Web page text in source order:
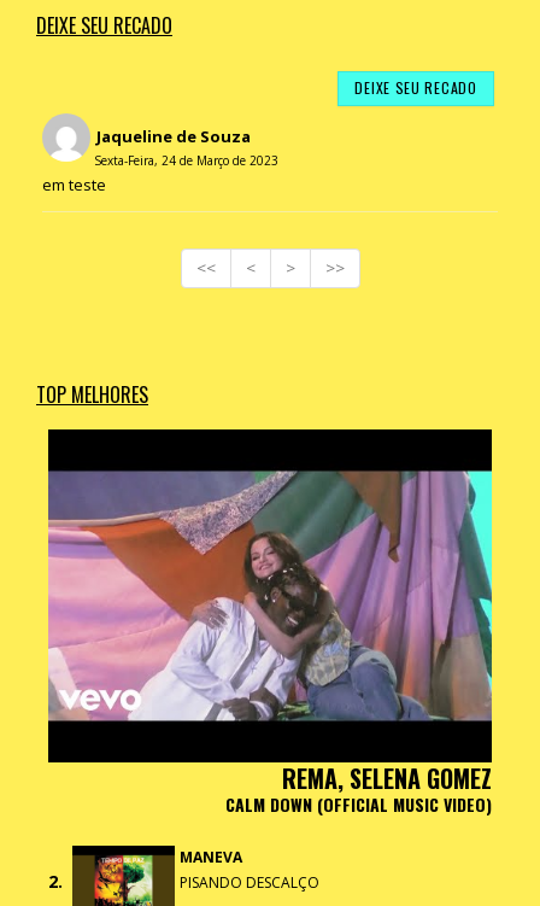
DEIXE SEU RECADO
DEIXE SEU RECADO
Jaqueline de Souza
Sexta-Feira, 24 de Março de 2023
em teste
<< < > >>
TOP MELHORES
REMA, SELENA GOMEZ
CALM DOWN (OFFICIAL MUSIC VIDEO)
2.
MANEVA
PISANDO DESCALÇO